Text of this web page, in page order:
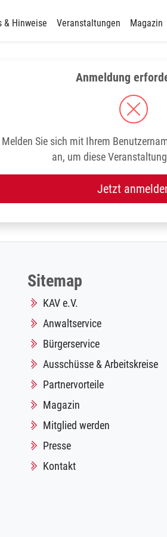
& Hinweise Veranstaltungen Magazin
Anmeldung
Melden Sie sich mit Ihrem
an, um diese
Jetzt
Sitemap
KAV e.V.
Anwaltservice
Bürgerservice
Ausschüsse & Arbeitskreise
Partnervorteile
Magazin
Mitglied werden
Presse
Kontakt